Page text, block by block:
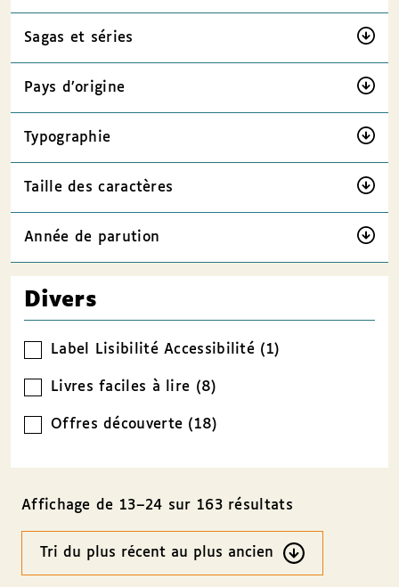
Sagas et séries
Pays d’origine
Typographie
Taille des caractères
Année de parution
Divers
Label Lisibilité Accessibilité (1)
Livres faciles à lire (8)
Offres découverte (18)
Affichage de 13–24 sur 163 résultats
Ordre